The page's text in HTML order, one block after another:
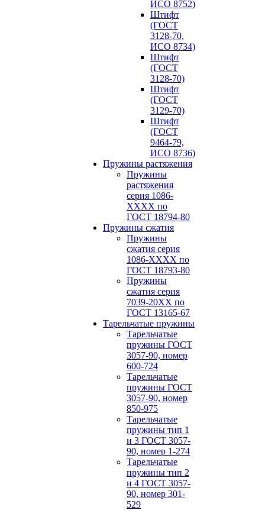
ИСО 8752)
Штифт
(ГОСТ
3128-70,
ИСО 8734)
Штифт
(ГОСТ
3128-70)
Штифт
(ГОСТ
3129-70)
Штифт
(ГОСТ
9464-79,
ИСО 8736)
Пружины растяжения
Пружины
растяжения
серия 1086-
ХХХХ по
ГОСТ 18794‑80
Пружины сжатия
Пружины
сжатия серия
1086-ХХХХ по
ГОСТ 18793‑80
Пружины
сжатия серия
7039-20ХХ по
ГОСТ 13165‑67
Тарельчатые пружины
Тарельчатые
пружины ГОСТ
3057-90, номер
600-724
Тарельчатые
пружины ГОСТ
3057-90, номер
850-975
Тарельчатые
пружины тип 1
и 3 ГОСТ 3057-
90, номер 1-274
Тарельчатые
пружины тип 2
и 4 ГОСТ 3057-
90, номер 301-
529